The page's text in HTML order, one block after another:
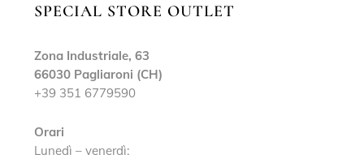
SPECIAL STORE OUTLET
Zona Industriale, 63
66030 Pagliaroni (CH)
+39 351 6779590
Orari
Lunedì – venerdì: